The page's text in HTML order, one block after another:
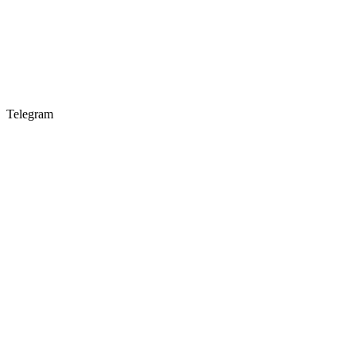
Telegram